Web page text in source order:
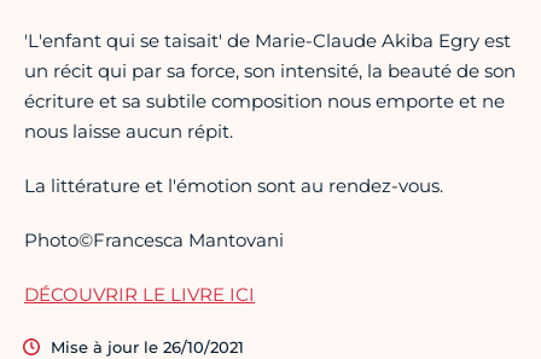
'L'enfant qui se taisait' de Marie-Claude Akiba Egry est
un récit qui par sa force, son intensité, la beauté de son
écriture et sa subtile composition nous emporte et ne
nous laisse aucun répit.
La littérature et l'émotion sont au rendez-vous.
Photo©Francesca Mantovani
DÉCOUVRIR LE LIVRE ICI
Mise à jour le 26/10/2021